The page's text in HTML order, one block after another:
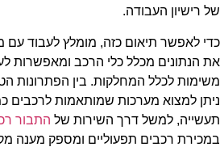
של רישיון העבודה.
כדי לאפשר תיאום כזה, מומלץ לעבוד
את הנתונים מכלל כלי הרכב ומאפשרות
משימות לכלל המחלקות. בין הפתרונות
ניתן למצוא מערכות שמותאמות לרכבים
תעשייה, למשל דרך השירות של התבור
במכירת רכבים תפעוליים ומספק מענה